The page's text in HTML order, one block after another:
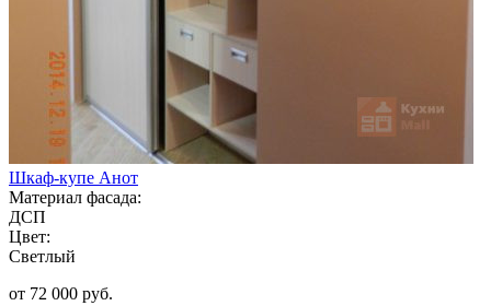
Шкаф-купе Анот
Материал фасада:
ДСП
Цвет:
Светлый
от 72 000 руб.